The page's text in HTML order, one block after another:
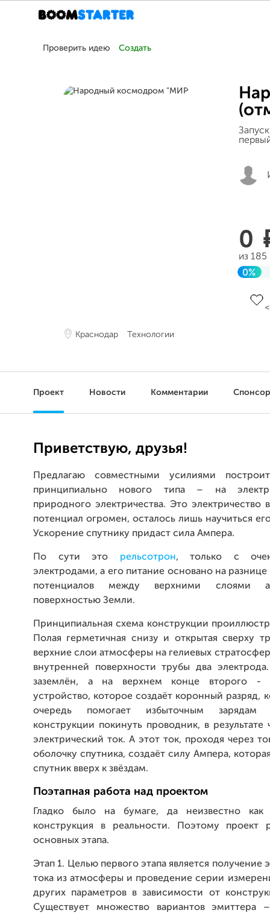
Проверить идею Создать
Краснодар Технологии
0
из
0%
Проект Новости Комментарии
Приветствую, друзья!
Предлагаю совместными усилиями
принципиально нового типа – на
природного электричества. Это электричество
потенциал огромен, осталось лишь научиться
Ускорение спутнику придаст сила Ампера.
По сути это рельсотрон, только с
электродами, а его питание основано на разнице
потенциалов между верхними слоями
поверхностью Земли.
Принципиальная схема конструкции
Полая герметичная снизу и открытая сверху
верхние слои атмосферы на гелиевых
внутренней поверхности трубы два
заземлён, а на верхнем конце второго -
устройство, которое создаёт коронный разряд,
очередь помогает избыточным
конструкции покинуть проводник, в результате
электрический ток. А этот ток, проходя через
оболочку спутника, создаёт силу Ампера,
спутник вверх к звёздам.
Поэтапная работа над проектом
Гладко было на бумаге, да неизвестно как
конструкция в реальности. Поэтому проект
основных этапа.
Этап 1. Целью первого этапа является получение
тока из атмосферы и проведение серии
других параметров в зависимости от
Существует множество вариантов эмиттера